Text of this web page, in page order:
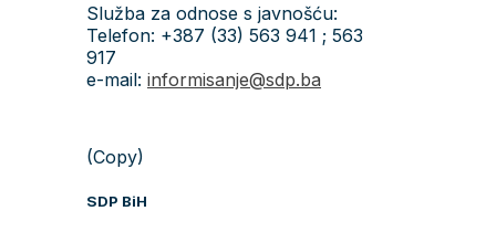
Služba za odnose s javnošću:
Telefon: +387 (33) 563 941 ; 563
917
e-mail: informisanje@sdp.ba
(Copy)
SDP BiH